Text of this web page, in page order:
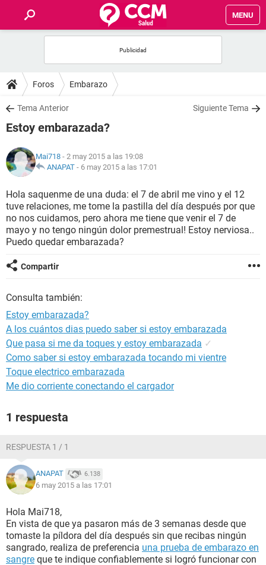
MENU
FOROS
SALUD
FAMILIA
NUTRICIÓN
BIENESTAR
SEXUALIDAD
GLOSARIO
Foros Embarazo
Tema Anterior Siguiente Tema
Estoy embarazada?
Mai718 - 2 may 2015 a las 19:08
ANAPAT - 6 may 2015 a las 17:01
Hola saquenme de una duda: el 7 de abril me vino y el 12
tuve relaciones, me tome la pastilla del día después por que
no nos cuidamos, pero ahora me tiene que venir el 7 de
mayo y no tengo ningún dolor premestrual! Estoy nerviosa..
Puedo quedar embarazada?
Compartir
Consulta también:
Estoy embarazada?
A los cuántos dias puedo saber si estoy embarazada
Que pasa si me da toques y estoy embarazada ✓
Como saber si estoy embarazada tocando mi vientre
Toque electrico embarazada
Me dio corriente conectando el cargador
1 respuesta
RESPUESTA 1 / 1
ANAPAT 6.138
6 may 2015 a las 17:01
Hola Mai718,
En vista de que ya pasaron más de 3 semanas desde que
tomaste la píldora del día después sin que recibas ningún
sangrado, realiza de preferencia una prueba de embarazo en
sangre que te indique confiablemente si logró funcionar con